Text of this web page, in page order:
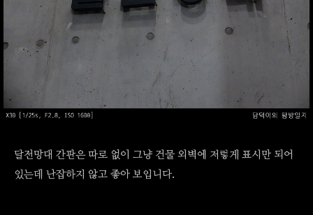
달전망대 간판은 따로 없이 그냥 건물 외벽에 저렇게 표시만 되어
있는데 난잡하지 않고 좋아 보입니다.